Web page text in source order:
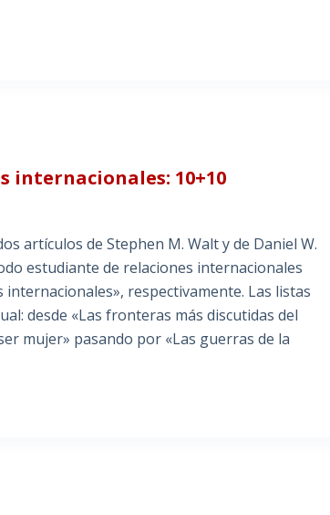
internacionales: 10+10
artículos de Stephen M. Walt y de Daniel W.
estudiante de relaciones internacionales
respectivamente. Las listas
desde «Las fronteras más discutidas del
mujer» pasando por «Las guerras de la